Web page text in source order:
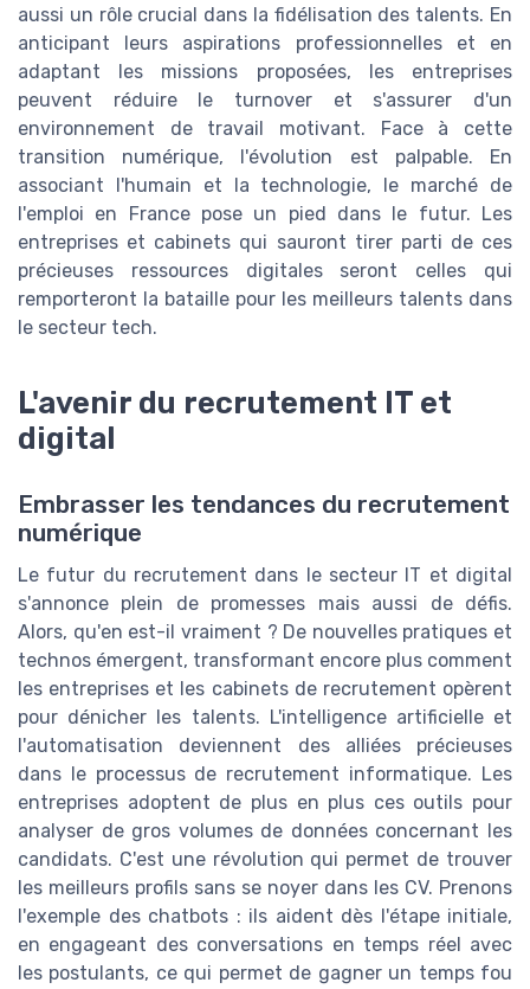
aussi un rôle crucial dans la fidélisation des talents. En
anticipant leurs aspirations professionnelles et en
adaptant les missions proposées, les entreprises
peuvent réduire le turnover et s'assurer d'un
environnement de travail motivant. Face à cette
transition numérique, l'évolution est palpable. En
associant l'humain et la technologie, le marché de
l'emploi en France pose un pied dans le futur. Les
entreprises et cabinets qui sauront tirer parti de ces
précieuses ressources digitales seront celles qui
remporteront la bataille pour les meilleurs talents dans
le secteur tech.
L'avenir du recrutement IT et
digital
Embrasser les tendances du recrutement
numérique
Le futur du recrutement dans le secteur IT et digital
s'annonce plein de promesses mais aussi de défis.
Alors, qu'en est-il vraiment ? De nouvelles pratiques et
technos émergent, transformant encore plus comment
les entreprises et les cabinets de recrutement opèrent
pour dénicher les talents. L'intelligence artificielle et
l'automatisation deviennent des alliées précieuses
dans le processus de recrutement informatique. Les
entreprises adoptent de plus en plus ces outils pour
analyser de gros volumes de données concernant les
candidats. C'est une révolution qui permet de trouver
les meilleurs profils sans se noyer dans les CV. Prenons
l'exemple des chatbots : ils aident dès l'étape initiale,
en engageant des conversations en temps réel avec
les postulants, ce qui permet de gagner un temps fou